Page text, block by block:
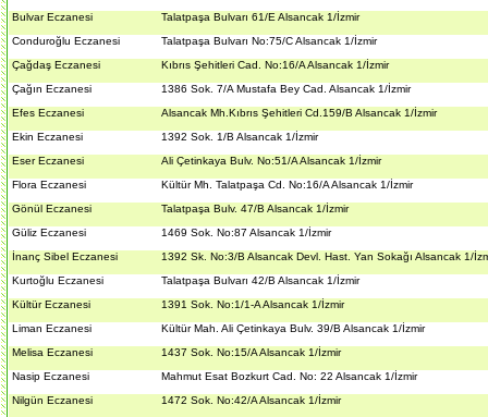
Bulvar Eczanesi
Talatpaşa Bulvarı 61/E Alsancak 1/İzmir
Conduroğlu Eczanesi
Talatpaşa Bulvarı No:75/C Alsancak 1/İzmir
Çağdaş Eczanesi
Kıbrıs Şehitleri Cad. No:16/A Alsancak 1/İzmir
Çağın Eczanesi
1386 Sok. 7/A Mustafa Bey Cad. Alsancak 1/İzmir
Efes Eczanesi
Alsancak Mh.Kıbrıs Şehitleri Cd.159/B Alsancak 1/İzmir
Ekin Eczanesi
1392 Sok. 1/B Alsancak 1/İzmir
Eser Eczanesi
Ali Çetinkaya Bulv. No:51/A Alsancak 1/İzmir
Flora Eczanesi
Kültür Mh. Talatpaşa Cd. No:16/A Alsancak 1/İzmir
Gönül Eczanesi
Talatpaşa Bulv. 47/B Alsancak 1/İzmir
Güliz Eczanesi
1469 Sok. No:87 Alsancak 1/İzmir
İnanç Sibel Eczanesi
1392 Sk. No:3/B Alsancak Devl. Hast. Yan Sokağı Alsancak 1/
Kurtoğlu Eczanesi
Talatpaşa Bulvarı 42/B Alsancak 1/İzmir
Kültür Eczanesi
1391 Sok. No:1/1-A Alsancak 1/İzmir
Liman Eczanesi
Kültür Mah. Ali Çetinkaya Bulv. 39/B Alsancak 1/İzmir
Melisa Eczanesi
1437 Sok. No:15/A Alsancak 1/İzmir
Nasip Eczanesi
Mahmut Esat Bozkurt Cad. No: 22 Alsancak 1/İzmir
Nilgün Eczanesi
1472 Sok. No:42/A Alsancak 1/İzmir